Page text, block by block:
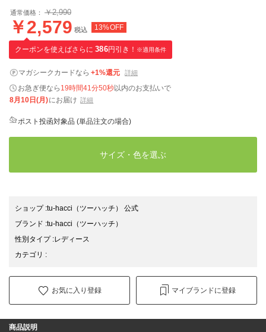
通常価格： ￥2,990
￥2,579 税込 13%OFF
クーポンを使えばさらに 386円引き！ ※適用条件
マガシークカードなら +1%還元 詳細
お急ぎ便なら 19時間41分49秒以内のお支払いで
8月10日(月)にお届け 詳細
ポスト投函対象品 (単品注文の場合)
サイズ・色を選ぶ
ショップ:tu-hacci（ツーハッチ） 公式
ブランド :tu-hacci （ツーハッチ）
性別タイプ:レディース
カテゴリ :
お気に入り登録 マイブランドに登録
商品説明